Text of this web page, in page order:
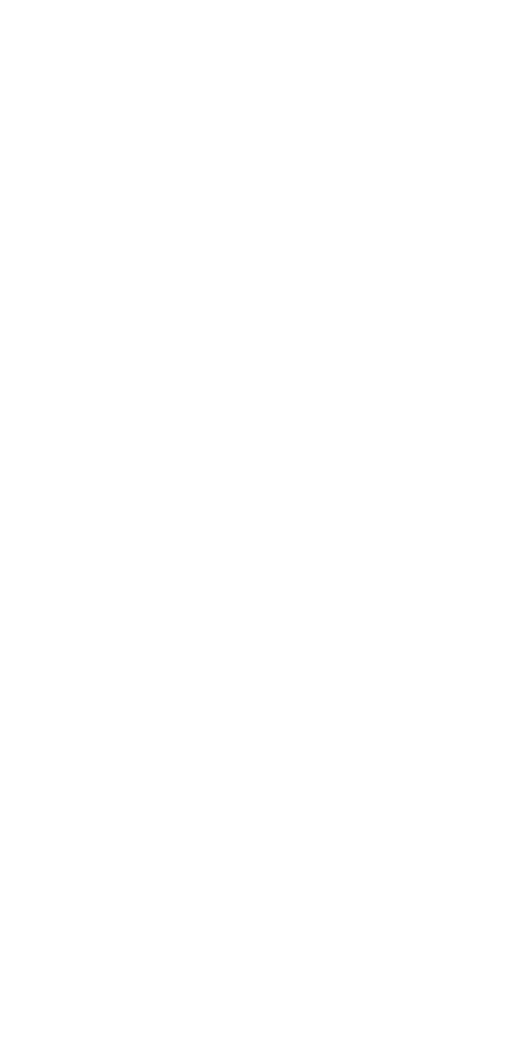
и наполнением Фонтан из 7 шариков (5
2 пакета для транспортировки